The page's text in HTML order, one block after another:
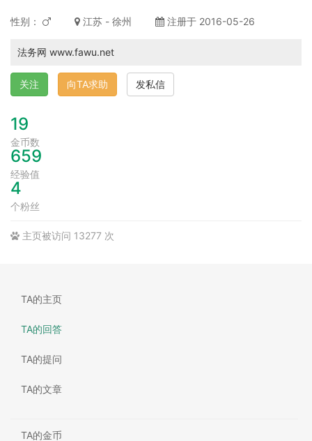
性别： 江苏 - 徐州 注册于 2016-05-26
法务网 www.fawu.net
关注 向TA求助 发私信
19
金币数
659
经验值
4
个粉丝
主页被访问 13277 次
TA的主页
TA的回答
TA的提问
TA的文章
TA的金币